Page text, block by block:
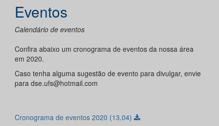
Eventos
Calendário de eventos
Confira abaixo um cronograma de eventos da nossa área
em 2020.
Caso tenha alguma sugestão de evento para divulgar, envie
para dse.ufs@hotmail.com
Cronograma de eventos 2020 (13.04)